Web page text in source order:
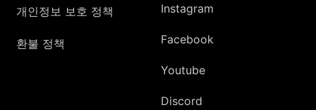
개인정보 보호 정책
환불 정책
Instagram
Facebook
Youtube
Discord